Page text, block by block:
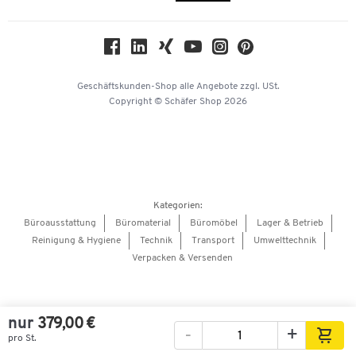
nur 379,00 €
pro St. - +
360°-Ansicht
KinderHerz Zukunftsfonds
Barrierefreiheitserklärung
Onlinebewerbung Lieferant
Geschäftskunden-Shop alle Angebote zzgl. USt.
Copyright © Schäfer Shop 2026
Kategorien:
Büroausstattung
Büromaterial Büromöbel
Lager & Betrieb
Reinigung & Hygiene
Technik Transport
Umwelttechnik
Verpacken & Versenden